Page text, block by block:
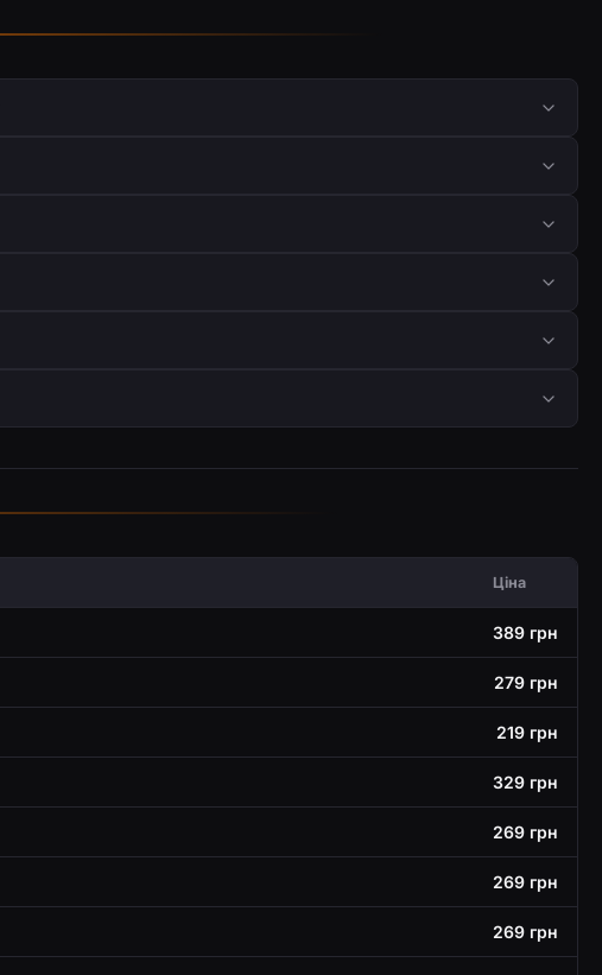
Ціна
389 грн
279 грн
219 грн
329 грн
269 грн
269 грн
269 грн